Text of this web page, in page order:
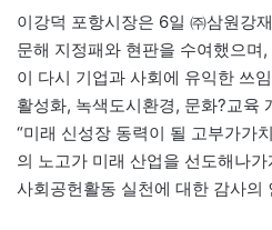
이강덕 포항시장은 6일 ㈜삼원강
문해 지정패와 현판을 수여했으며
이 다시 기업과 사회에 유익한 쓰
활성화, 녹색도시환경, 문화?교육
“미래 신성장 동력이 될 고부가가
의 노고가 미래 산업을 선도해나
사회공헌활동 실천에 대한 감사의